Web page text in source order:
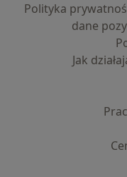
Polityka
dane
Jak